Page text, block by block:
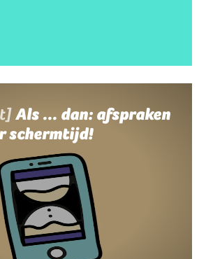
Als ... dan: afspraken
schermtijd!